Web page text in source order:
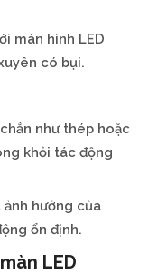
màn hình LED
có bụi.
như thép hoặc
khỏi tác động
hưởng của
ổn định.
LED